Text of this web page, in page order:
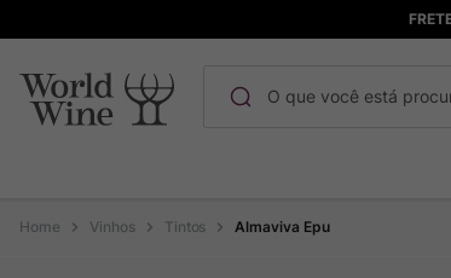
Vinhos Tintos Almaviva Epu
1º Maçanita